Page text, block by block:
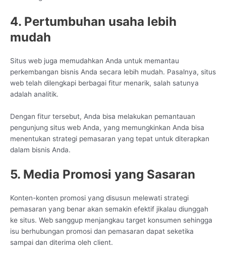
4. Pertumbuhan usaha lebih
mudah
Situs web juga memudahkan Anda untuk memantau
perkembangan bisnis Anda secara lebih mudah. Pasalnya, situs
web telah dilengkapi berbagai fitur menarik, salah satunya
adalah analitik.
Dengan fitur tersebut, Anda bisa melakukan pemantauan
pengunjung situs web Anda, yang memungkinkan Anda bisa
menentukan strategi pemasaran yang tepat untuk diterapkan
dalam bisnis Anda.
5. Media Promosi yang Sasaran
Konten-konten promosi yang disusun melewati strategi
pemasaran yang benar akan semakin efektif jikalau diunggah
ke situs. Web sanggup menjangkau target konsumen sehingga
isu berhubungan promosi dan pemasaran dapat seketika
sampai dan diterima oleh client.